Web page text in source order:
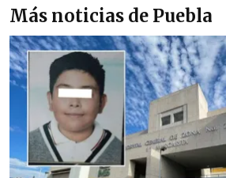
Más noticias de Puebla